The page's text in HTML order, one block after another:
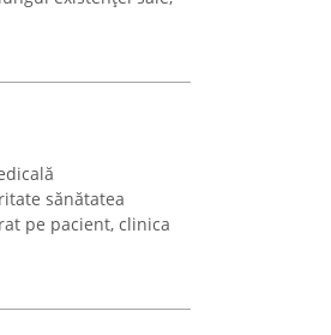
sănătatea
pe pacient, clinica